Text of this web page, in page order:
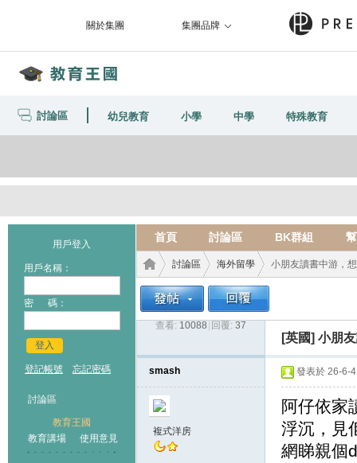
關於集團 集團品牌
討論區 幼兒教育 小學 中學 特殊教育
用戶登入
用戶名稱：
密 碼：
登入
登記帳號 忘記密碼
討論區
教育王國
教育講場
使用意見
首頁 討論區 BK群組
教育›
討論區
›
海外留學 小朋友讀書中游，
查看: 10088 回覆: 37
[英國] 小朋
smash
複式洋房
發表於 26-6-
阿仔依家
浮沉，見
網睇親個